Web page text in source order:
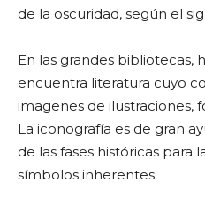
de la oscuridad, según el
En las grandes bibliotecas,
encuentra literatura cuyo
imagenes de ilustraciones,
La iconografía es de gran
de las fases históricas para
símbolos inherentes.